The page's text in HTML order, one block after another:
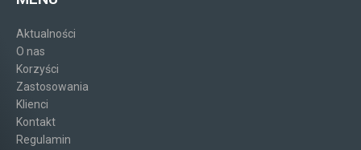
Aktualności
O nas
Korzyści
Zastosowania
Klienci
Kontakt
Regulamin